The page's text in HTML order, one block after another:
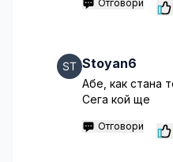
Отговори
Stoyan6
Абе, как стана
Сега кой ще
Отговори